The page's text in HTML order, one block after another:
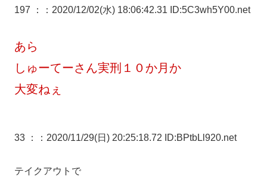
197 ： ：2020/12/02(水) 18:06:42.31 ID:5C3wh5Y00.net
あら
しゅーてーさん実刑１０か月か
大変ねぇ
33 ： ：2020/11/29(日) 20:25:18.72 ID:BPtbLl920.net
テイクアウトで